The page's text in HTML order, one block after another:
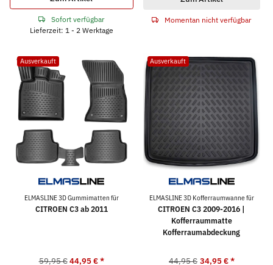
Sofort verfügbar
Lieferzeit: 1 - 2 Werktage
Momentan nicht verfügbar
Ausverkauft
ELMASLINE 3D Gummimatten für
CITROEN C3 ab 2011
59,95 € 44,95 €*
Ausverkauft
ELMASLINE 3D Kofferraumwanne für
CITROEN C3 2009-2016 |
Kofferraummatte
Kofferraumabdeckung
44,95 € 34,95 €*